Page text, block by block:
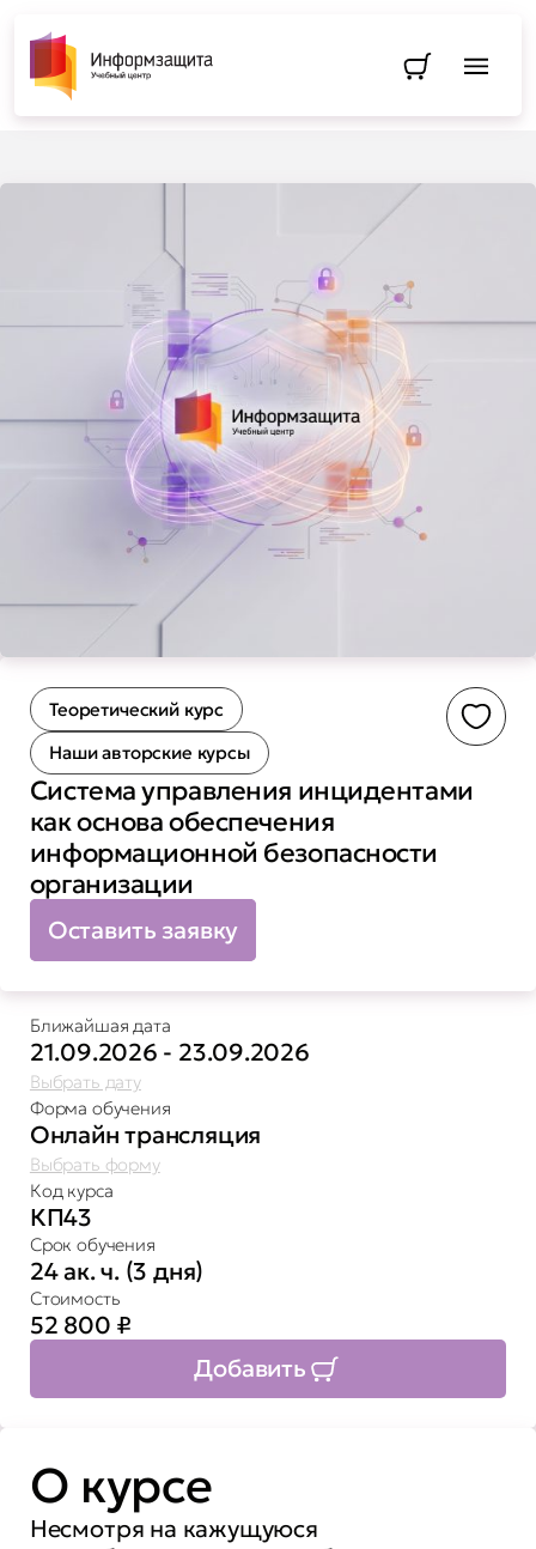
Перейти
Теоретический курс
Наши авторские курсы
Система управления инцидентами
как основа обеспечения
информационной безопасности
организации
Оставить заявку
Ближайшая дата
21.09.2026 - 23.09.2026
Выбрать дату
Форма обучения
Онлайн трансляция
Выбрать форму
Код курса
КП43
Срок обучения
24 ак. ч. (3 дня)
Стоимость
52 800 ₽
Добавить
О курсе
Несмотря на кажущуюся